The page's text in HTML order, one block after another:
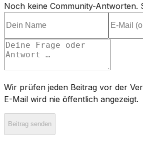
Noch keine Community-Antworten.
Wir prüfen jeden Beitrag vor der
E-Mail wird nie öffentlich angezeigt.
Beitrag senden